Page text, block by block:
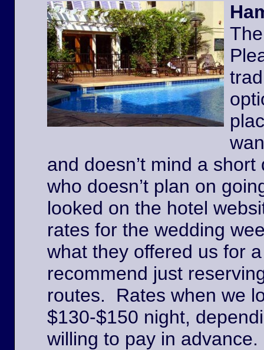
and doesn’t mind a
who doesn’t plan on
looked on the hotel
rates for the wedding
what they offered us for
recommend just
routes. Rates when we
$130-$150 night,
willing to pay in